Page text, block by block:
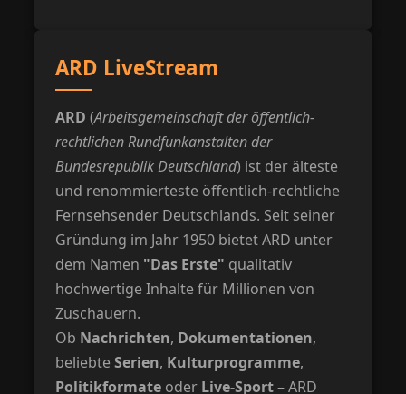
ARD LiveStream
ARD (Arbeitsgemeinschaft der öffentlich-
rechtlichen Rundfunkanstalten der
Bundesrepublik Deutschland) ist der älteste
und renommierteste öffentlich-rechtliche
Fernsehsender Deutschlands. Seit seiner
Gründung im Jahr 1950 bietet ARD unter
dem Namen "Das Erste" qualitativ
hochwertige Inhalte für Millionen von
Zuschauern.
Ob Nachrichten, Dokumentationen,
beliebteSerien, Kulturprogramme,
Politikformate oder Live-Sport– ARD